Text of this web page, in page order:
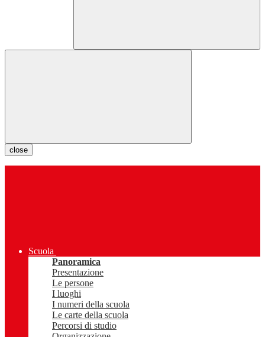
close
Scuola
Panoramica
Presentazione
Le persone
I luoghi
I numeri della scuola
Le carte della scuola
Percorsi di studio